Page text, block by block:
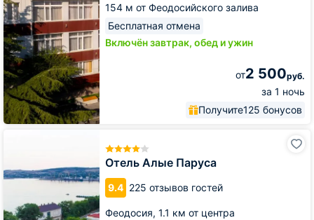
154 м от Феодосийского залива
Бесплатная отмена
Включён завтрак, обед и ужин
от2 500руб.
за 1 ночь
Получите125 бонусов
Отель Алые Паруса
9.4 225 отзывов гостей
Феодосия, 1.1 км от центра